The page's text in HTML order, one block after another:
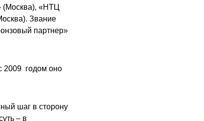
(Москва), «НТЦ
Звание
партнер»
2009 годом оно
шаг в сторону
– в